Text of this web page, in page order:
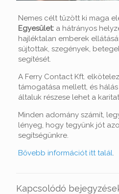
Nemes célt tűzött ki maga
Egyesület:a hátrányos
hajléktalan emberek
sújtottak, szegények,
segítését.
A Ferry Contact Kft.
támogatása mellett, és
általuk részese lehet a
Minden adomány számít,
lényeg, hogy tegyünk jót
segítségünkre.
Bővebb információt itt talál.
Kapcsolódó